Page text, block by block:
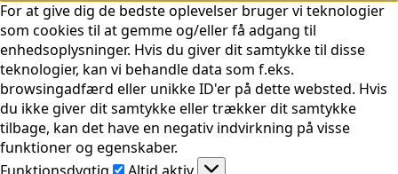
For at give dig de bedste oplevelser bruger vi teknologier
som cookies til at gemme og/eller få adgang til
enhedsoplysninger. Hvis du giver dit samtykke til disse
teknologier, kan vi behandle data som f.eks.
browsingadfærd eller unikke ID'er på dette websted. Hvis
du ikke giver dit samtykke eller trækker dit samtykke
tilbage, kan det have en negativ indvirkning på visse
funktioner og egenskaber.
Funktionsdygtig